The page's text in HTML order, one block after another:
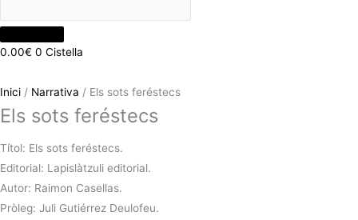
0.00€ 0 Cistella
Inici / Narrativa / Els sots feréstecs
Els sots feréstecs
Títol: Els sots feréstecs.
Editorial: Lapislàtzuli editorial.
Autor: Raimon Casellas.
Pròleg: Juli Gutiérrez Deulofeu.